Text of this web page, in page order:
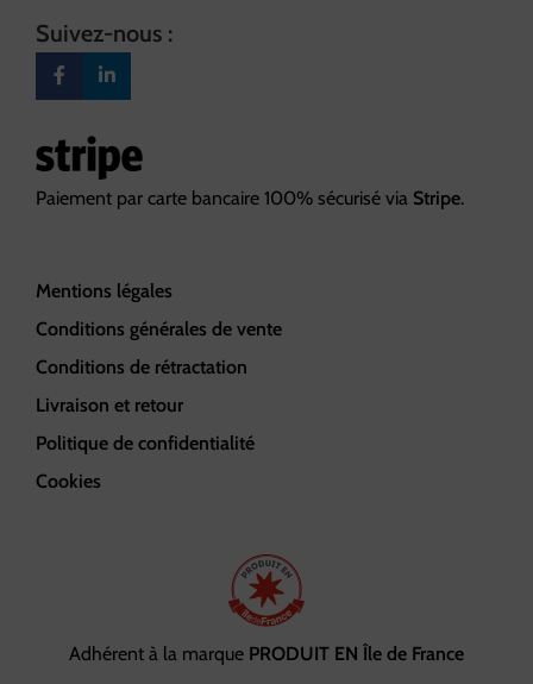
Suivez-nous :
Paiement par carte bancaire 100% sécurisé via Stripe.
Mentions légales
Conditions générales de vente
Conditions de rétractation
Livraison et retour
Politique de confidentialité
Cookies
Adhérent à la marque PRODUIT EN Île de France